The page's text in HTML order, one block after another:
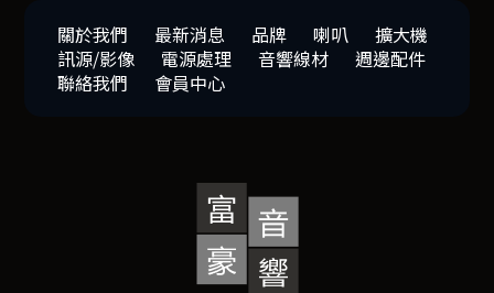
關於我們 最新消息 品牌 喇叭
擴大機
訊源/影像
電源處理 音響線材
週邊配件
聯絡我們
會員中心